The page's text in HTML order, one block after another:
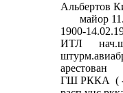
Альбертов
майор
1900-
ИТЛ
арестован
ГШ РККА ( -